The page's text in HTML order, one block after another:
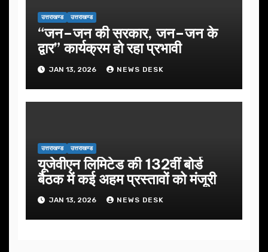
उत्तराखण्ड उत्तराखण्ड
“जन–जन की सरकार, जन–जन के
द्वार” कार्यक्रम हो रहा प्रभावी
JAN 13, 2026 NEWS DESK
उत्तराखण्ड उत्तराखण्ड
यूजेवीएन लिमिटेड की 132वीं बोर्ड
बैठक में कई अहम प्रस्तावों को मंजूरी
JAN 13, 2026 NEWS DESK